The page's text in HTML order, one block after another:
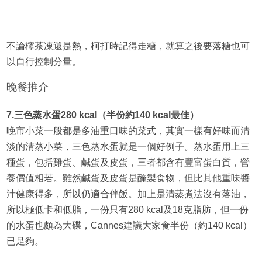
不論檸茶凍還是熱，柯打時記得走糖，就算之後要落糖也可
以自行控制分量。
晚餐推介
7.三色蒸水蛋280 kcal（半份約140 kcal最佳）
晚市小菜一般都是多油重口味的菜式，其實一樣有好味而清
淡的清蒸小菜，三色蒸水蛋就是一個好例子。蒸水蛋用上三
種蛋，包括雞蛋、鹹蛋及皮蛋，三者都含有豐富蛋白質，營
養價值相若。雖然鹹蛋及皮蛋是醃製食物，但比其他重味醬
汁健康得多，所以仍適合伴飯。加上是清蒸煮法沒有落油，
所以極低卡和低脂，一份只有280 kcal及18克脂肪，但一份
的水蛋也頗為大碟，Cannes建議大家食半份（約140 kcal）
已足夠。